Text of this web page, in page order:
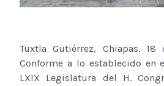
Tuxtla Gutiérrez, Chiapas.
Conforme a lo establecido en
LXIX Legislatura del H.